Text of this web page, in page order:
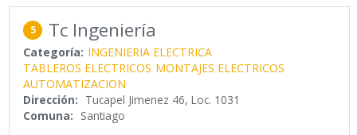
5 Tc Ingeniería
Categoría: INGENIERIA ELECTRICA
TABLEROS ELECTRICOS MONTAJES ELECTRICOS
AUTOMATIZACION
Dirección: Tucapel Jimenez 46, Loc. 1031
Comuna: Santiago